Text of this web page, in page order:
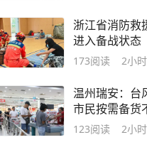
浙江省消防救
进入备战状态
173阅读 2小
温州瑞安：台
市民按需备货
123阅读 2小